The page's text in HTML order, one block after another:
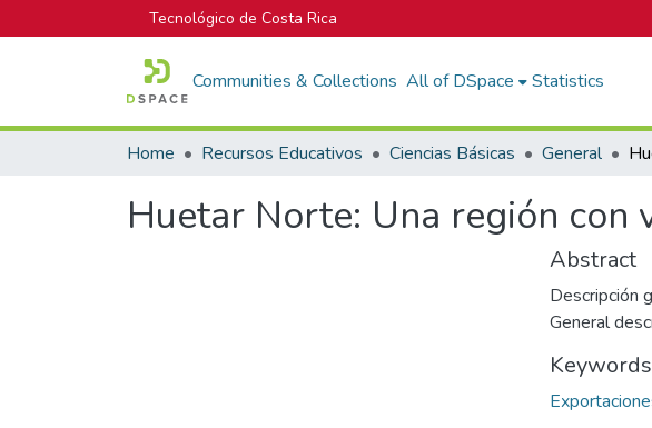
Tecnológico de Costa Rica
Communities & Collections All of DSpace Statistics
Home Recursos Educativos Ciencias Básicas General
Huetar Norte: Una región con
Abstract
Descripción
General
Keywords